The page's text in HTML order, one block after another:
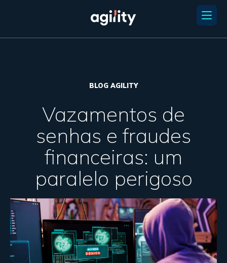
BLOG AGILITY
Vazamentos de
senhas e fraudes
financeiras: um
paralelo perigoso